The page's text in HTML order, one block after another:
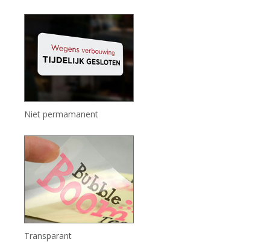
Niet permamanent
Transparant